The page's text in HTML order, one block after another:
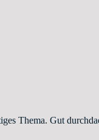
Thema. Gut